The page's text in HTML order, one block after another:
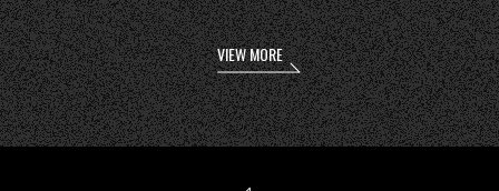
VIEW MORE